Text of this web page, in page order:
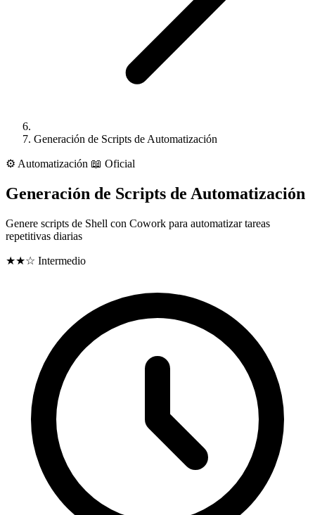
Generación de Scripts de Automatización
⚙️ Automatización 📖 Oficial
Generación de Scripts de Automatización
Genere scripts de Shell con Cowork para automatizar tareas
repetitivas diarias
★★☆ Intermedio